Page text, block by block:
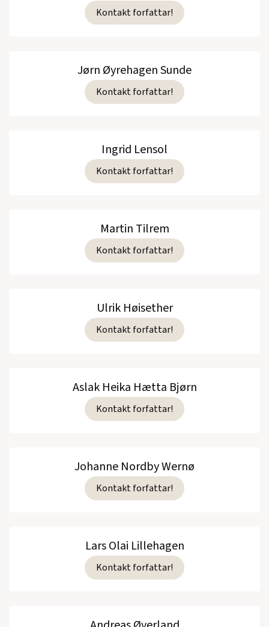
Kontakt forfattar!
Jørn Øyrehagen Sunde
Kontakt forfattar!
Ingrid Lensol
Kontakt forfattar!
Martin Tilrem
Kontakt forfattar!
Ulrik Høisether
Kontakt forfattar!
Aslak Heika Hætta Bjørn
Kontakt forfattar!
Johanne Nordby Wernø
Kontakt forfattar!
Lars Olai Lillehagen
Kontakt forfattar!